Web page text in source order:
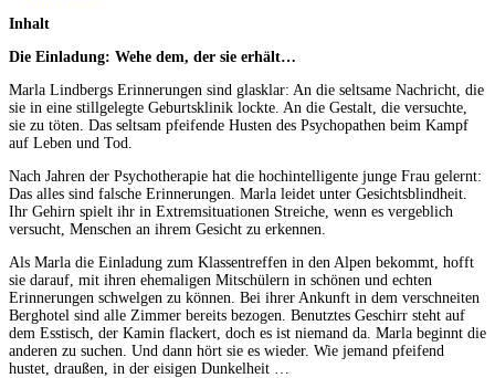
Inhalt
Die Einladung: Wehe dem, der sie erhält…
Marla Lindbergs Erinnerungen sind glasklar: An die seltsame Nachricht, die
sie in eine stillgelegte Geburtsklinik lockte. An die Gestalt, die versuchte,
sie zu töten. Das seltsam pfeifende Husten des Psychopathen beim Kampf
auf Leben und Tod.
Nach Jahren der Psychotherapie hat die hochintelligente junge Frau gelernt:
Das alles sind falsche Erinnerungen. Marla leidet unter Gesichtsblindheit.
Ihr Gehirn spielt ihr in Extremsituationen Streiche, wenn es vergeblich
versucht, Menschen an ihrem Gesicht zu erkennen.
Als Marla die Einladung zum Klassentreffen in den Alpen bekommt, hofft
sie darauf, mit ihren ehemaligen Mitschülern in schönen und echten
Erinnerungen schwelgen zu können. Bei ihrer Ankunft in dem verschneiten
Berghotel sind alle Zimmer bereits bezogen. Benutztes Geschirr steht auf
dem Esstisch, der Kamin flackert, doch es ist niemand da. Marla beginnt die
anderen zu suchen. Und dann hört sie es wieder. Wie jemand pfeifend
hustet, draußen, in der eisigen Dunkelheit …